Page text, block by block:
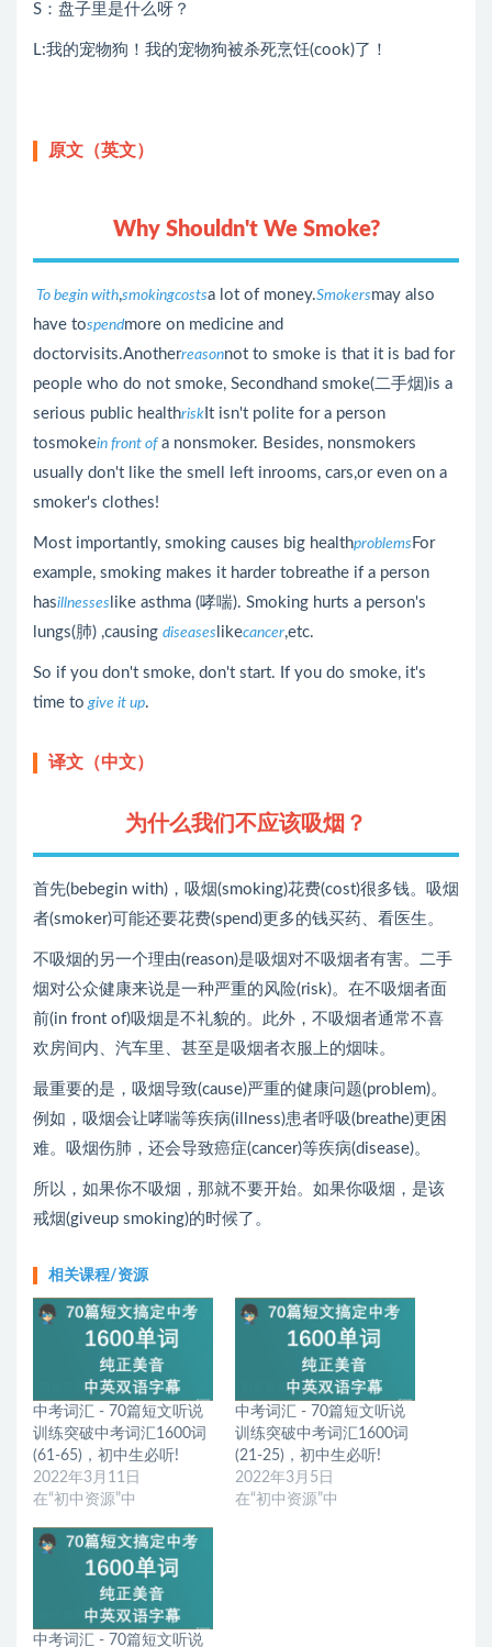
S：盘子里是什么呀？
L:我的宠物狗！我的宠物狗被杀死烹饪(cook)了！
原文（英文）
Why Shouldn't We Smoke?
To begin with,smokingcostsa lot of money.Smokersmay also
have tospendmore on medicine and
doctorvisits.Anotherreasonnot to smoke is that it is bad for
people who do not smoke, Secondhand smoke(二手烟)is a
serious public healthrisk It isn't polite for a person
tosmokein front ofa nonsmoker. Besides, nonsmokers
usually don't like the smell left inrooms, cars,or even on a
smoker's clothes!
Most importantly, smoking causes big healthproblems For
example, smoking makes it harder tobreathe if a person
hasillnesses like asthma (哮喘). Smoking hurts a person's
lungs(肺) ,causing diseases likecancer,etc.
So if you don't smoke, don't start. If you do smoke, it's
time to give it up.
译文（中文）
为什么我们不应该吸烟？
首先(bebegin with)，吸烟(smoking)花费(cost)很多钱。吸烟
者(smoker)可能还要花费(spend)更多的钱买药、看医生。
不吸烟的另一个理由(reason)是吸烟对不吸烟者有害。二手
烟对公众健康来说是一种严重的风险(risk)。在不吸烟者面
前(in front of)吸烟是不礼貌的。此外，不吸烟者通常不喜
欢房间内、汽车里、甚至是吸烟者衣服上的烟味。
最重要的是，吸烟导致(cause)严重的健康问题(problem)。
例如，吸烟会让哮喘等疾病(illness)患者呼吸(breathe)更困
难。吸烟伤肺，还会导致癌症(cancer)等疾病(disease)。
所以，如果你不吸烟，那就不要开始。如果你吸烟，是该
戒烟(giveup smoking)的时候了。
相关课程/资源
中考词汇 - 70篇短文听说
训练突破中考词汇1600词
(61-65)，初中生必听!
2022年3月11日
在“初中资源”中
中考词汇 - 70篇短文听说
训练突破中考词汇1600词
(21-25)，初中生必听!
2022年3月5日
在“初中资源”中
中考词汇 - 70篇短文听说